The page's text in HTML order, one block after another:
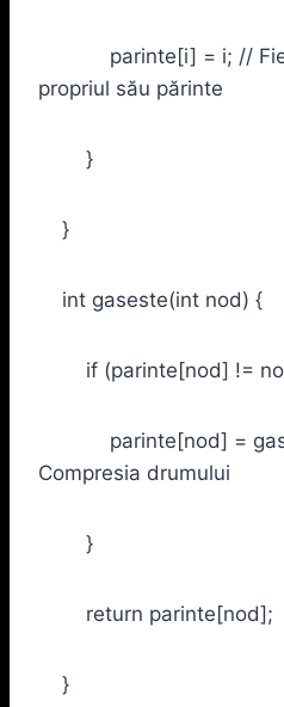
parinte[i] = i; //
propriul său părinte
}
}
int gaseste(int nod) {
if (parinte[nod] !=
parinte[nod] =
Compresia drumului
}
return parinte[nod];
}